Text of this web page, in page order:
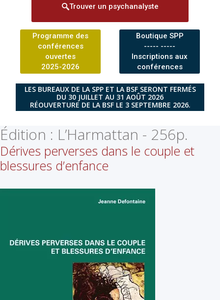
Trouver un psychanalyste
Programme des
conférences
ouvertes
2025-2026
Boutique SPP
----- -----
Inscriptions aux
conférences
LES BUREAUX DE LA SPP ET LA BSF SERONT FERMÉS
DU 30 JUILLET AU 31 AOÛT 2026
RÉOUVERTURE DE LA BSF LE 3 SEPTEMBRE 2026.
Édition : L’Harmattan - 256p.
Dérives perverses dans le couple et
blessures d’enfance